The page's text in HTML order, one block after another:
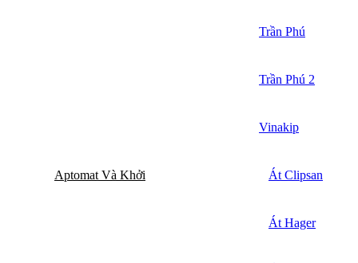
Trần Phú
Trần Phú 2
Vinakip
Aptomat Và Khởi Át Clipsan
Át Hager